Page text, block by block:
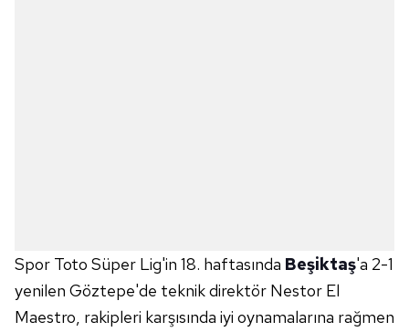
Spor Toto Süper Lig'in 18. haftasında Beşiktaş'a 2-1
yenilen Göztepe'de teknik direktör Nestor El
Maestro, rakipleri karşısında iyi oynamalarına rağmen